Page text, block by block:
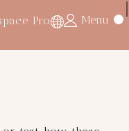
Pro Menu